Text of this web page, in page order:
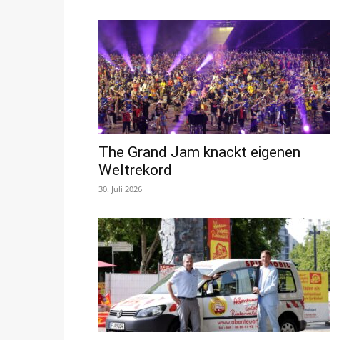
The Grand Jam knackt eigenen
Weltrekord
30. Juli 2026